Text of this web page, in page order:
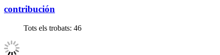
contribución
Tots els trobats: 46